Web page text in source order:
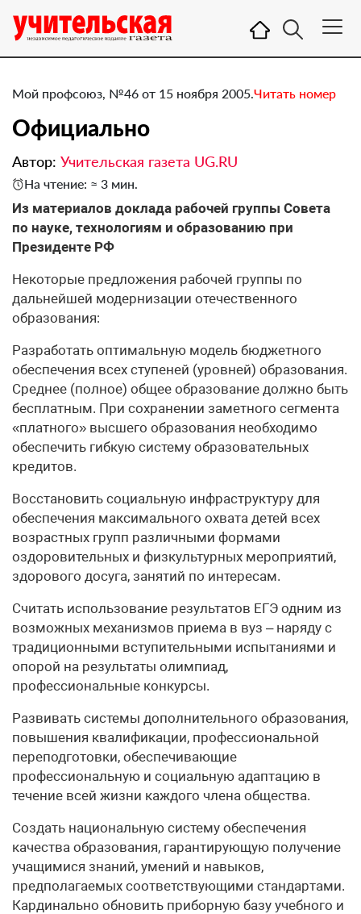
Мой профсоюз, №46 от 15 ноября 2005.Читать номер
Официально
Автор: Учительская газета UG.RU
На чтение: ≈ 3 мин.
Из материалов доклада рабочей группы Совета
по науке, технологиям и образованию при
Президенте РФ
Некоторые предложения рабочей группы по
дальнейшей модернизации отечественного
образования:
Разработать оптимальную модель бюджетного
обеспечения всех ступеней (уровней) образования.
Среднее (полное) общее образование должно быть
бесплатным. При сохранении заметного сегмента
«платного» высшего образования необходимо
обеспечить гибкую систему образовательных
кредитов.
Восстановить социальную инфраструктуру для
обеспечения максимального охвата детей всех
возрастных групп различными формами
оздоровительных и физкультурных мероприятий,
здорового досуга, занятий по интересам.
Считать использование результатов ЕГЭ одним из
возможных механизмов приема в вуз – наряду с
традиционными вступительными испытаниями и
опорой на результаты олимпиад,
профессиональные конкурсы.
Развивать системы дополнительного образования,
повышения квалификации, профессиональной
переподготовки, обеспечивающие
профессиональную и социальную адаптацию в
течение всей жизни каждого члена общества.
Создать национальную систему обеспечения
качества образования, гарантирующую получение
учащимися знаний, умений и навыков,
предполагаемых соответствующими стандартами.
Кардинально обновить приборную базу учебного и